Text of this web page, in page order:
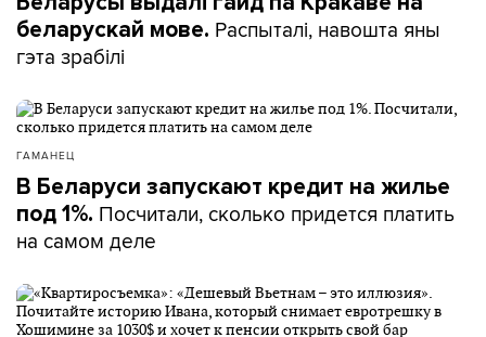
беларускай мове. Распыталі, навошта яны
гэта зрабілі
ГАМАНЕЦ
В Беларуси запускают кредит на жилье
под 1%. Посчитали, сколько придется платить
на самом деле